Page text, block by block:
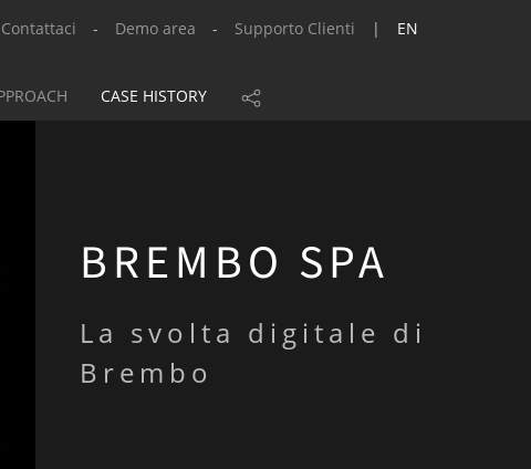
Contattaci - Demo area - Supporto Clienti | EN
CASE HISTORY
BREMBO SPA
La svolta digitale di
Brembo